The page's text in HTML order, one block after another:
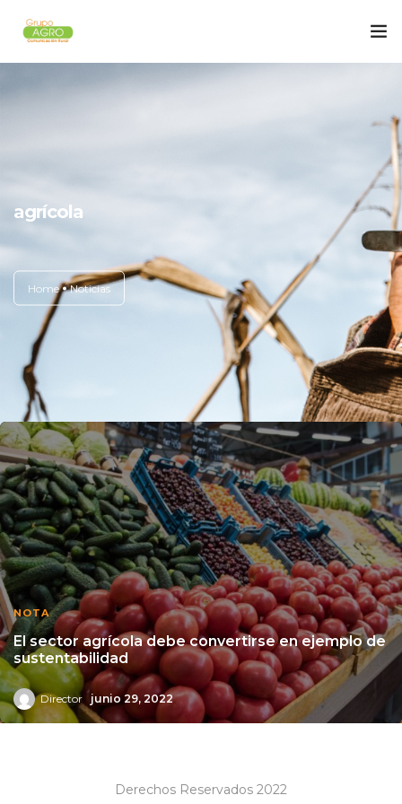
agrícola
Home Noticias
NOTA
El sector agrícola debe convertirse en ejemplo de
sustentabilidad
Director junio 29, 2022
Derechos Reservados 2022